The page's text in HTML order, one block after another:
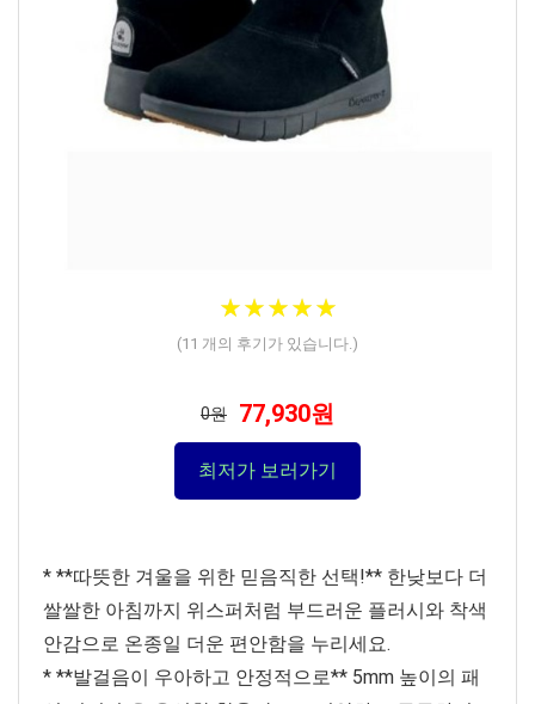
★★★★★
★★★★★
(11 개의 후기가 있습니다.)
0원 77,930원
최저가 보러가기
* **따뜻한 겨울을 위한 믿음직한 선택!** 한낮보다 더
쌀쌀한 아침까지 위스퍼처럼 부드러운 플러시와 착색
안감으로 온종일 더운 편안함을 누리세요.
* **발걸음이 우아하고 안정적으로** 5mm 높이의 패